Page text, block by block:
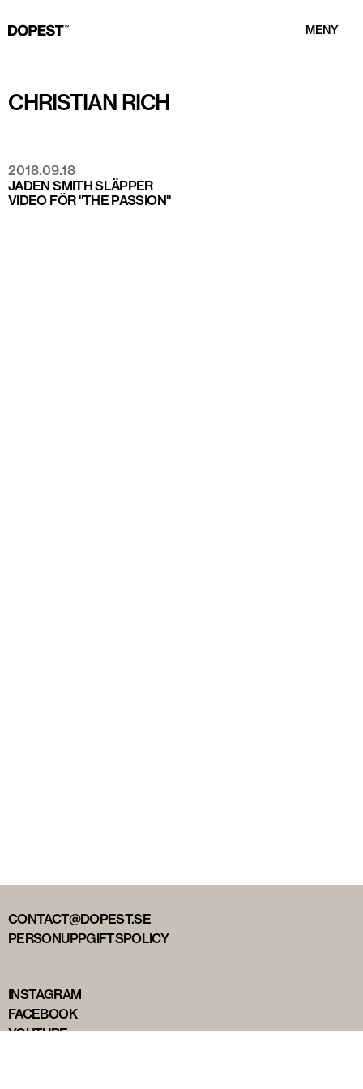
MENY
CHRISTIAN RICH
2018.09.18
JADEN SMITH SLÄPPER
VIDEO FÖR "THE PASSION"
CONTACT@DOPEST.SE
PERSONUPPGIFTSPOLICY
INSTAGRAM
FACEBOOK
YOUTUBE